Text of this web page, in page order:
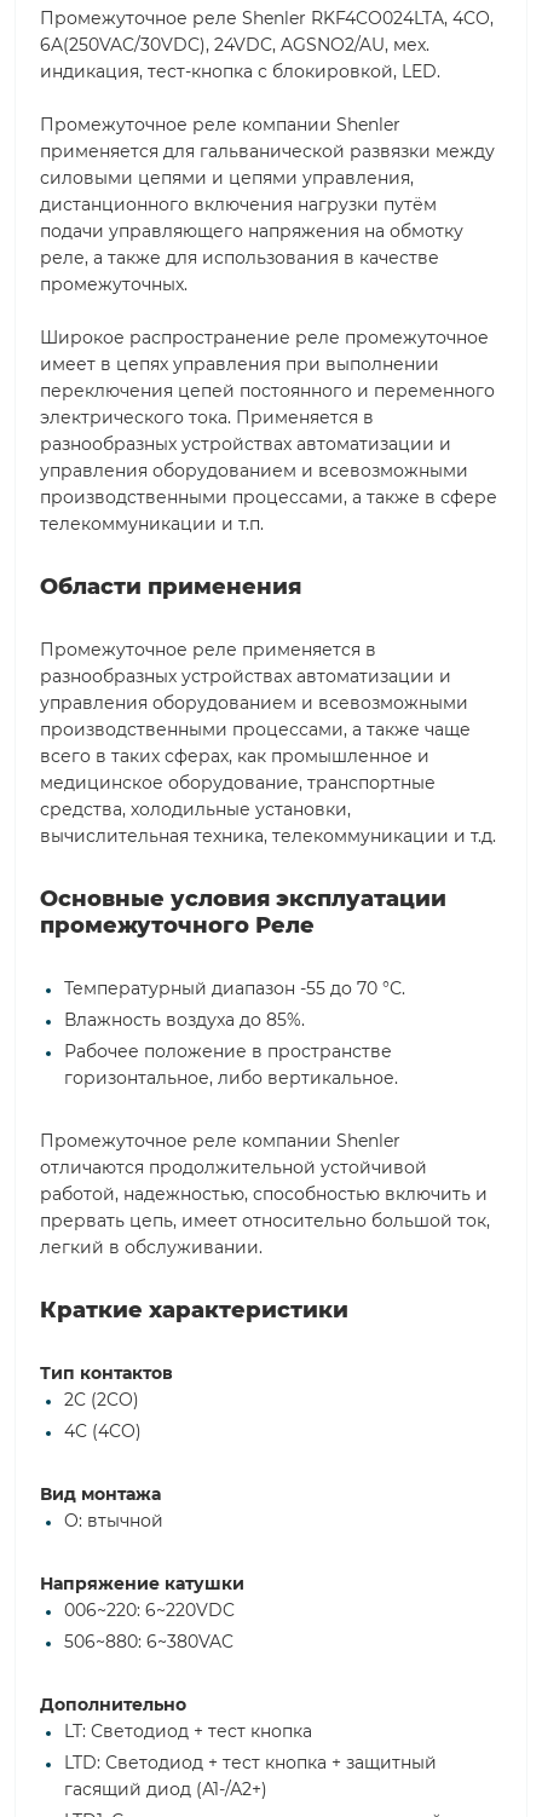
Промежуточное реле Shenler RKF4CO024LTA, 4CO,
6A(250VAC/30VDC), 24VDC, AGSNO2/AU, мех.
индикация, тест-кнопка с блокировкой, LED.
Промежуточное реле компании Shenler
применяется для гальванической развязки между
силовыми цепями и цепями управления,
дистанционного включения нагрузки путём
подачи управляющего напряжения на обмотку
реле, а также для использования в качестве
промежуточных.
Широкое распространение реле промежуточное
имеет в цепях управления при выполнении
переключения цепей постоянного и переменного
электрического тока. Применяется в
разнообразных устройствах автоматизации и
управления оборудованием и всевозможными
производственными процессами, а также в сфере
телекоммуникации и т.п.
Области применения
Промежуточное реле применяется в
разнообразных устройствах автоматизации и
управления оборудованием и всевозможными
производственными процессами, а также чаще
всего в таких сферах, как промышленное и
медицинское оборудование, транспортные
средства, холодильные установки,
вычислительная техника, телекоммуникации и т.д.
Основные условия эксплуатации
промежуточного Реле
Температурный диапазон -55 до 70 °С.
Влажность воздуха до 85%.
Рабочее положение в пространстве
горизонтальное, либо вертикальное.
Промежуточное реле компании Shenler
отличаются продолжительной устойчивой
работой, надежностью, способностью включить и
прервать цепь, имеет относительно большой ток,
легкий в обслуживании.
Краткие характеристики
Тип контактов
2C (2CO)
4C (4CO)
Вид монтажа
O: втычной
Напряжение катушки
006~220: 6~220VDC
506~880: 6~380VAC
Дополнительно
LT: Светодиод + тест кнопка
LTD: Светодиод + тест кнопка + защитный
гасящий диод (А1-/А2+)